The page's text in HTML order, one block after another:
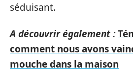
séduisant.
A découvrir également :
comment nous avons
mouche dans la maison